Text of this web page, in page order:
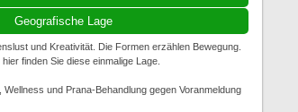
Geografische Lage
und Kreativität. Die Formen erzählen Bewegung.
finden Sie diese einmalige Lage.
und Prana-Behandlung gegen Voranmeldung